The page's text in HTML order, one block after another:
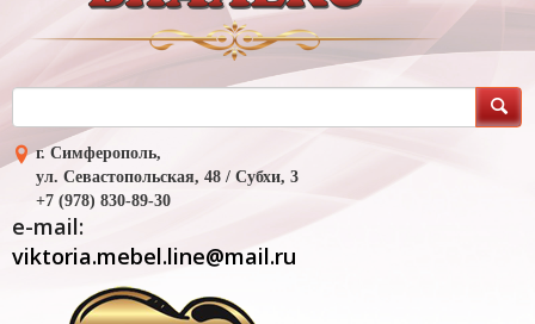
г. Симферополь,
ул. Севастопольская, 48 / Субхи, 3
+7 (978) 830-89-30
e-mail:
viktoria.mebel.line@mail.ru